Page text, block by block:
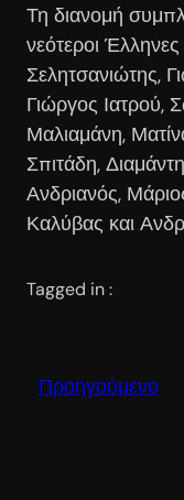
Τη διανομή
νεότεροι Έλληνες
Σελητσανιώτης,
Γιώργος Ιατρού,
Μαλιαμάνη,
Σπιτάδη,
Ανδριανός,
Καλύβας και
Tagged in :
Προηγούμενο